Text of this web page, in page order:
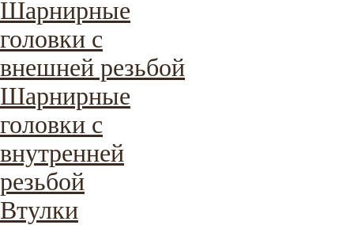
Шарнирные
головки с
внешней резьбой
Шарнирные
головки с
внутренней
резьбой
Втулки